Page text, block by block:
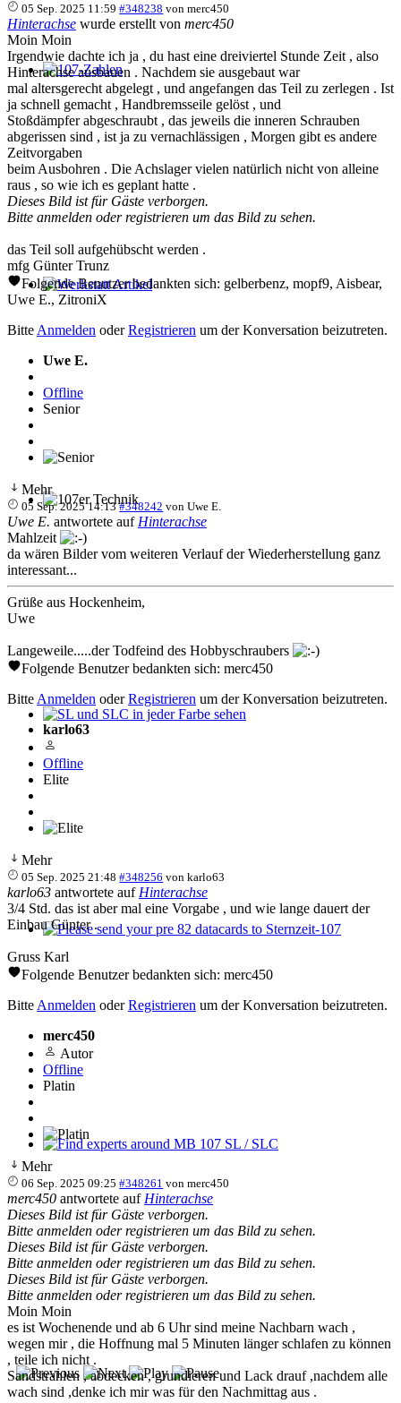
107-Zahlen
Werkstatt Artikel
107er Technik
SL und SLC in jeder Farbe sehen
05 Sep. 2025 11:59 #348238 vonmerc450
Hinterachse wurde erstellt von merc450
Moin Moin
Irgendwie dachte ich ja , du hast eine dreiviertel Stunde Zeit , also
Hinterachse ausbauen . Nachdem sie ausgebaut war
mal altersgerecht abgelegt , und angefangen das Teil zu zerlegen . Ist
ja schnell gemacht , Handbremsseile gelöst , und
Stoßdämpfer abgeschraubt , das jeweils die inneren Schrauben
abgerissen sind , ist ja zu vernachlässigen , Morgen gibt es andere
Zeitvorgaben
beim Ausbohren . Die Achslager vielen natürlich nicht von alleine
raus , so wie ich es geplant hatte .
Dieses Bild ist für Gäste verborgen.
Bitte anmelden oder registrieren um das Bild zu sehen.
das Teil soll aufgehübscht werden .
mfg Günter Trunz
Folgende Benutzer bedankten sich: gelberbenz, mopf9, Aisbear,
Uwe E., ZitroniX
Bitte Anmelden oderRegistrieren um der Konversation beizutreten.
Uwe E.
Offline
Senior
Mehr
05 Sep. 2025 14:13 #348242 vonUwe E.
Uwe E. antwortete auf Hinterachse
Mahlzeit
da wären Bilder vom weiteren Verlauf der Wiederherstellung ganz
interessant...
Grüße aus Hockenheim,
Uwe
Langeweile.....der Todfeind des Hobbyschraubers
Folgende Benutzer bedankten sich: merc450
Bitte Anmelden oderRegistrieren um der Konversation beizutreten.
karlo63
Offline
Elite
Mehr
05 Sep. 2025 21:48 #348256 vonkarlo63
karlo63 antwortete auf Hinterachse
3/4 Std. das ist aber mal eine Vorgabe , und wie lange dauert der
Einbau Günter .
Gruss Karl
Folgende Benutzer bedankten sich: merc450
Bitte Anmelden oderRegistrieren um der Konversation beizutreten.
merc450
Autor
Offline
Platin
Mehr
06 Sep. 2025 09:25 #348261 vonmerc450
merc450 antwortete auf Hinterachse
Dieses Bild ist für Gäste verborgen.
Bitte anmelden oder registrieren um das Bild zu sehen.
Dieses Bild ist für Gäste verborgen.
Bitte anmelden oder registrieren um das Bild zu sehen.
Dieses Bild ist für Gäste verborgen.
Bitte anmelden oder registrieren um das Bild zu sehen.
Moin Moin
es ist Wochenende und ab 6 Uhr sind meine Nachbarn wach ,
wegen mir , die Hoffnung mal 5 Minuten länger schlafen zu können
, teile ich nicht .
Sandstrahlen , abdecken , grundieren und Lack drauf ,nachdem alle
wach sind ,denke ich mir was für den Nachmittag aus .